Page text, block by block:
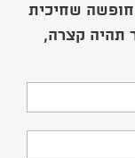
שחיכית
תהיה קצרה,